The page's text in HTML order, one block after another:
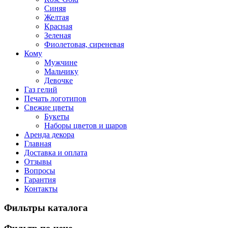
Синяя
Желтая
Красная
Зеленая
Фиолетовая, сиреневая
Кому
Мужчине
Мальчику
Девочке
Газ гелий
Печать логотипов
Свежие цветы
Букеты
Наборы цветов и шаров
Аренда декора
Главная
Доставка и оплата
Отзывы
Вопросы
Гарантия
Контакты
Фильтры каталога